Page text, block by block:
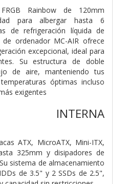
Rainbow de 120mm
para albergar hasta 6
de refrigeración líquida de
ordenador MC-AIR ofrece
excepcional, ideal para
Su estructura de doble
de aire, manteniendo tus
óptimas incluso
exigentes
INTERNA
ATX, MicroATX, Mini-ITX,
325mm y disipadores de
sistema de almacenamiento
de 3.5" y 2 SSDs de 2.5",